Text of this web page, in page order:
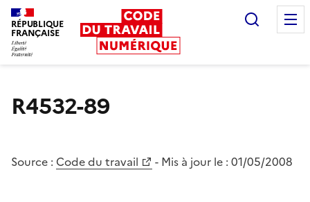
RÉPUBLIQUE
FRANÇAISE
R4532-89
Source : Code du travail - Mis à jour le : 01/05/2008